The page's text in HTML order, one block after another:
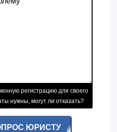
регистрацию для своего
нужны, могут ли отказать?
ЮРИСТУ